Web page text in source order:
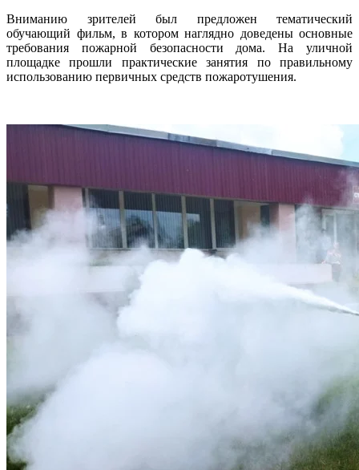
Вниманию зрителей был предложен тематический
обучающий фильм, в котором наглядно доведены основные
требования пожарной безопасности дома. На уличной
площадке прошли практические занятия по правильному
использованию первичных средств пожаротушения.